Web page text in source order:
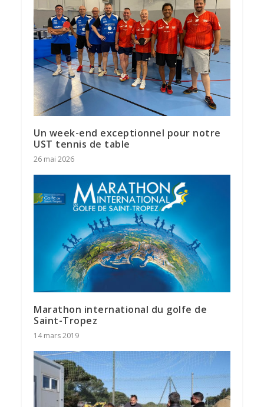
Un week-end exceptionnel pour notre
UST tennis de table
26 mai 2026
Marathon international du golfe de
Saint-Tropez
14 mars 2019